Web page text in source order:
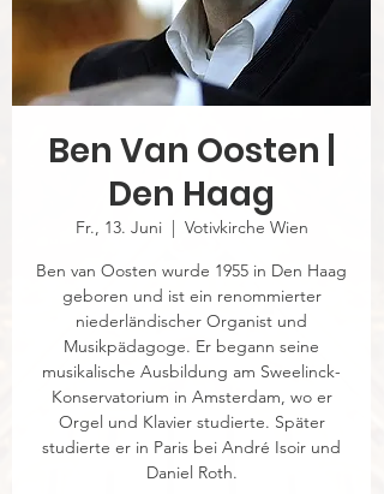
Ben Van Oosten |
Den Haag
Fr., 13. Juni
  |
Votivkirche Wien
Ben van Oosten wurde 1955 in Den Haag
geboren und ist ein renommierter
niederländischer Organist und
Musikpädagoge. Er begann seine
musikalische Ausbildung am Sweelinck-
Konservatorium in Amsterdam, wo er
Orgel und Klavier studierte. Später
studierte er in Paris bei André Isoir und
Daniel Roth.